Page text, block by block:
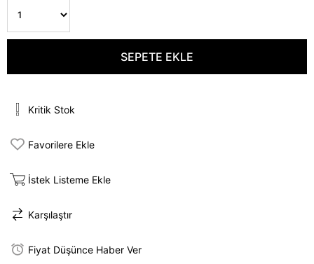
Kritik Stok
Favorilere Ekle
İstek Listeme Ekle
Karşılaştır
Fiyat Düşünce Haber Ver